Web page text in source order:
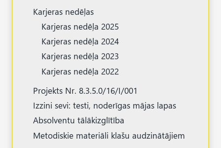
Karjeras nedēļas
Karjeras nedēļa 2025
Karjeras nedēļa 2024
Karjeras nedēļa 2023
Karjeras nedēļa 2022
Projekts Nr. 8.3.5.0/16/I/001
Izzini sevi: testi, noderīgas mājas lapas
Absolventu tālākizglītība
Metodiskie materiāli klašu audzinātājiem